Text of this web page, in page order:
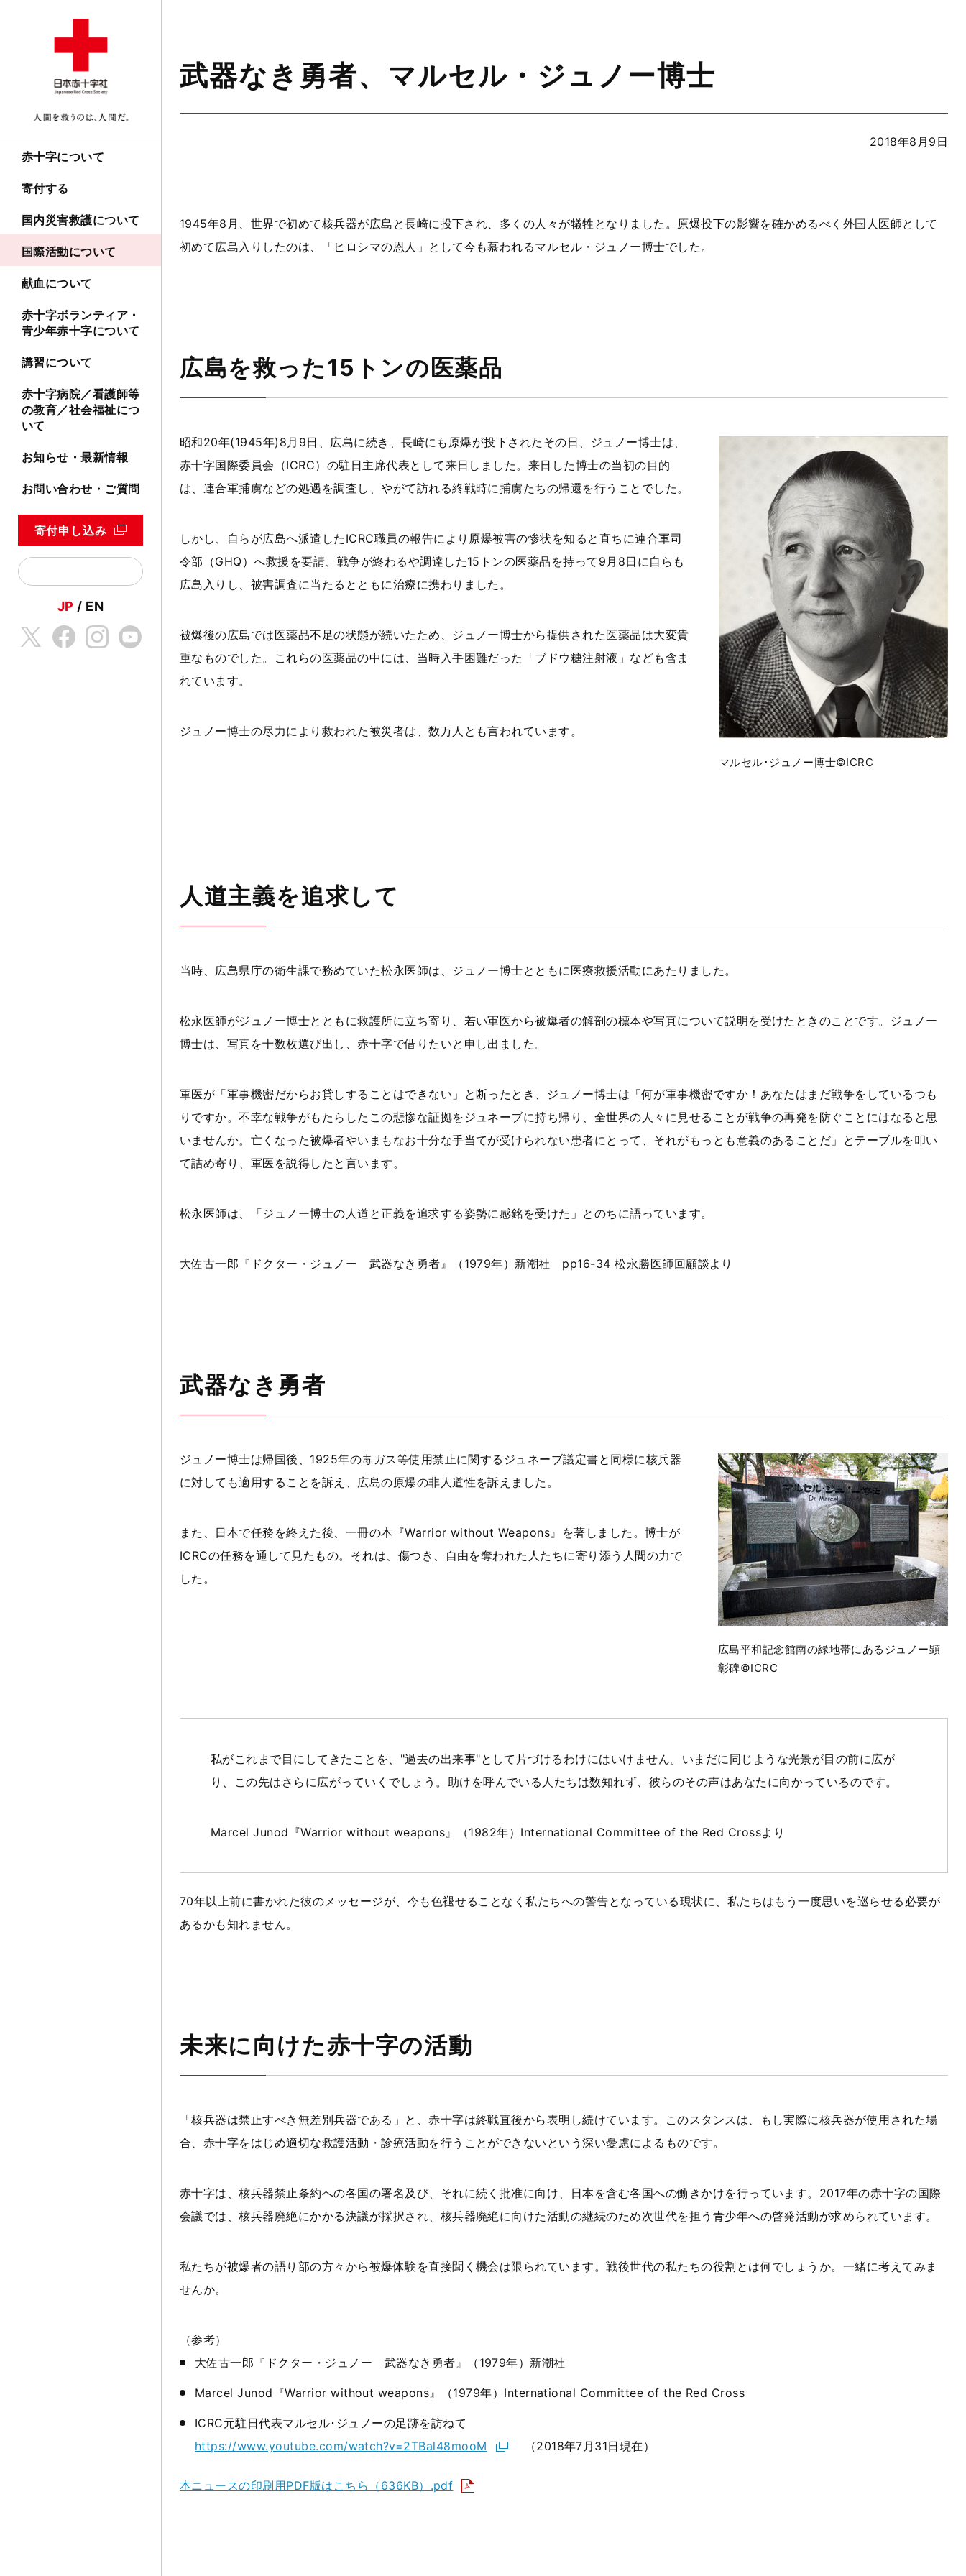
赤十字について
寄付する
国内災害救護について
国際活動について
献血について
赤十字ボランティア・
青少年赤十字について
講習について
赤十字病院／看護師等
の教育／社会福祉につ
いて
お知らせ・最新情報
お問い合わせ・ご質問
寄付申し込み
JP EN
武器なき勇者、マルセル・ジュノー博士
2018年8月9日
1945年8月、世界で初めて核兵器が広島と長崎に投下され、多くの人々が犠牲となりました。原爆投下の影響を確かめるべく外国人医師として
初めて広島入りしたのは、「ヒロシマの恩人」として今も慕われるマルセル・ジュノー博士でした。
広島を救った15トンの医薬品
マルセル･ジュノー博士©ICRC
昭和20年(1945年)8月9日、広島に続き、長崎にも原爆が投下されたその日、ジュノー博士は、
赤十字国際委員会（ICRC）の駐日主席代表として来日しました。来日した博士の当初の目的
は、連合軍捕虜などの処遇を調査し、やがて訪れる終戦時に捕虜たちの帰還を行うことでした。
しかし、自らが広島へ派遣したICRC職員の報告により原爆被害の惨状を知ると直ちに連合軍司
令部（GHQ）へ救援を要請、戦争が終わるや調達した15トンの医薬品を持って9月8日に自らも
広島入りし、被害調査に当たるとともに治療に携わりました。
被爆後の広島では医薬品不足の状態が続いたため、ジュノー博士から提供された医薬品は大変貴
重なものでした。これらの医薬品の中には、当時入手困難だった「ブドウ糖注射液」なども含ま
れています。
ジュノー博士の尽力により救われた被災者は、数万人とも言われています。
人道主義を追求して
当時、広島県庁の衛生課で務めていた松永医師は、ジュノー博士とともに医療救援活動にあたりました。
松永医師がジュノー博士とともに救護所に立ち寄り、若い軍医から被爆者の解剖の標本や写真について説明を受けたときのことです。ジュノー
博士は、写真を十数枚選び出し、赤十字で借りたいと申し出ました。
軍医が「軍事機密だからお貸しすることはできない」と断ったとき、ジュノー博士は「何が軍事機密ですか！あなたはまだ戦争をしているつも
りですか。不幸な戦争がもたらしたこの悲惨な証拠をジュネーブに持ち帰り、全世界の人々に見せることが戦争の再発を防ぐことにはなると思
いませんか。亡くなった被爆者やいまもなお十分な手当てが受けられない患者にとって、それがもっとも意義のあることだ」とテーブルを叩い
て詰め寄り、軍医を説得したと言います。
松永医師は、「ジュノー博士の人道と正義を追求する姿勢に感銘を受けた」とのちに語っています。
大佐古一郎『ドクター・ジュノー 武器なき勇者』（1979年）新潮社 pp16-34 松永勝医師回顧談より
武器なき勇者
広島平和記念館南の緑地帯にあるジュノー顕
彰碑©ICRC
ジュノー博士は帰国後、1925年の毒ガス等使用禁止に関するジュネーブ議定書と同様に核兵器
に対しても適用することを訴え、広島の原爆の非人道性を訴えました。
また、日本で任務を終えた後、一冊の本『Warrior without Weapons』を著しました。博士が
ICRCの任務を通して見たもの。それは、傷つき、自由を奪われた人たちに寄り添う人間の力で
した。
私がこれまで目にしてきたことを、"過去の出来事"として片づけるわけにはいけません。いまだに同じような光景が目の前に広が
り、この先はさらに広がっていくでしょう。助けを呼んでいる人たちは数知れず、彼らのその声はあなたに向かっているのです。
Marcel Junod『Warrior without weapons』（1982年）International Committee of the Red Crossより
70年以上前に書かれた彼のメッセージが、今も色褪せることなく私たちへの警告となっている現状に、私たちはもう一度思いを巡らせる必要が
あるかも知れません。
未来に向けた赤十字の活動
「核兵器は禁止すべき無差別兵器である」と、赤十字は終戦直後から表明し続けています。このスタンスは、もし実際に核兵器が使用された場
合、赤十字をはじめ適切な救護活動・診療活動を行うことができないという深い憂慮によるものです。
赤十字は、核兵器禁止条約への各国の署名及び、それに続く批准に向け、日本を含む各国への働きかけを行っています。2017年の赤十字の国際
会議では、核兵器廃絶にかかる決議が採択され、核兵器廃絶に向けた活動の継続のため次世代を担う青少年への啓発活動が求められています。
私たちが被爆者の語り部の方々から被爆体験を直接聞く機会は限られています。戦後世代の私たちの役割とは何でしょうか。一緒に考えてみま
せんか。
（参考）
大佐古一郎『ドクター・ジュノー 武器なき勇者』（1979年）新潮社
Marcel Junod『Warrior without weapons』（1979年）International Committee of the Red Cross
ICRC元駐日代表マルセル･ジュノーの足跡を訪ねて
https://www.youtube.com/watch?v=2TBal48mooM
（2018年7月31日現在）
本ニュースの印刷用PDF版はこちら（636KB）.pdf